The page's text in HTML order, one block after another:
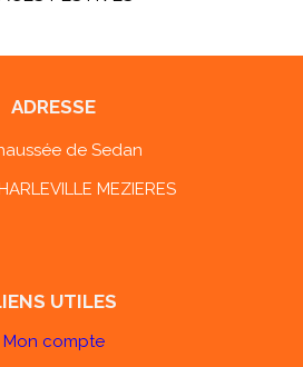
ADRESSE
de Sedan
MEZIERES
UTILES
Mon compte